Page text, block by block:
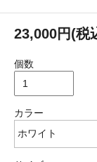
23,000円(税
個数
カラー